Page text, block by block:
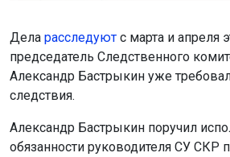
Дела расследуют с марта и апреля
председатель Следственного
Александр Бастрыкин уже
следствия.
Александр Бастрыкин поручил
обязанности руководителя СУ СКР